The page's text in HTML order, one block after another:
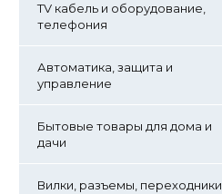
TV кабель и оборудование,
телефония
Автоматика, защита и
управление
Бытовые товары для дома и
дачи
Вилки, разъемы, переходники